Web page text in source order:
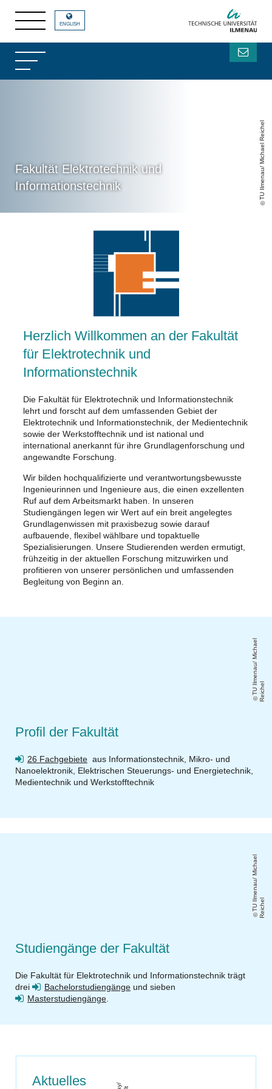
Fakultät Elektrotechnik und
Informationstechnik
TU Ilmenau/ Michael Reichel
ENGLISH
Herzlich Willkommen an der Fakultät
für Elektrotechnik und
Informationstechnik
Die Fakultät für Elektrotechnik und Informationstechnik
lehrt und forscht auf dem umfassenden Gebiet der
Elektrotechnik und Informationstechnik, der Medientechnik
sowie der Werkstofftechnik und ist national und
international anerkannt für ihre Grundlagenforschung und
angewandte Forschung.
Wir bilden hochqualifizierte und verantwortungsbewusste
Ingenieurinnen und Ingenieure aus, die einen exzellenten
Ruf auf dem Arbeitsmarkt haben. In unseren
Studiengängen legen wir Wert auf ein breit angelegtes
Grundlagenwissen mit praxisbezug sowie darauf
aufbauende, flexibel wählbare und topaktuelle
Spezialisierungen. Unsere Studierenden werden ermutigt,
frühzeitig in der aktuellen Forschung mitzuwirken und
profitieren von unserer persönlichen und umfassenden
Begleitung von Beginn an.
T
UIl
m
e
n
a
u
/
Mi
c
h
a
el
R
ei
c
hel
Profil der Fakultät
26 Fachgebiete aus Informationstechnik, Mikro- und
Nanoelektronik, Elektrischen Steuerungs- und Energietechnik,
Medientechnik und Werkstofftechnik
Studiengänge der Fakultät
Die Fakultät für Elektrotechnik und Informationstechnik trägt
drei
Bachelorstudiengänge und sieben
Masterstudiengänge
T
UIl
m
e
n
a
u
/
Mi
c
h
a
el
R
ei
c
hel
Aktuelles